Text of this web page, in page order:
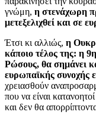
γνώμη, η στενάχωρη
μετεξελιχθεί και σε
Έτσι κι αλλιώς, η
κάποιο τέλος της: η
Ρώσους, θα σημάνει
ευρωπαϊκής συνοχής
χρειασθούν
που να είναι
και δεν θα